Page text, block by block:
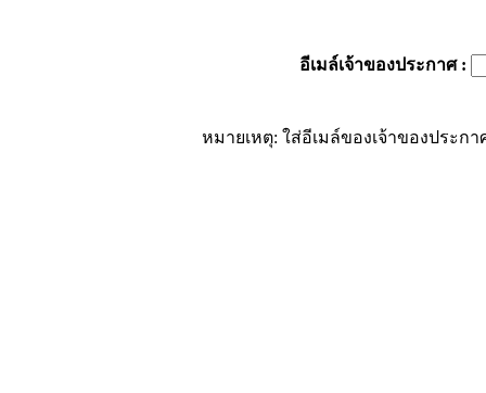
อีเมล์เจ้าของประกาศ:
หมายเหตุ: ใส่อีเมล์ของเจ้าของประก